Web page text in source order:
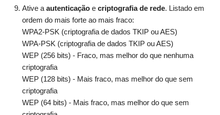
Ative a autenticação e criptografia de rede. Listado em
ordem do mais forte ao mais fraco:
WPA2-PSK (criptografia de dados TKIP ou AES)
WPA-PSK (criptografia de dados TKIP ou AES)
WEP (256 bits) - Fraco, mas melhor do que nenhuma
criptografia
WEP (128 bits) - Mais fraco, mas melhor do que sem
criptografia
WEP (64 bits) - Mais fraco, mas melhor do que sem